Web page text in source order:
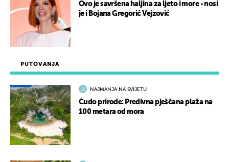
PUTOVANJA
NAJMANJA NA SVIJETU
Čudo prirode: Predivna pješčana plaža na
100 metara od mora
Ovo je savršena haljina za ljeto i more - nosi
je i Bojana Gregorić Vejzović